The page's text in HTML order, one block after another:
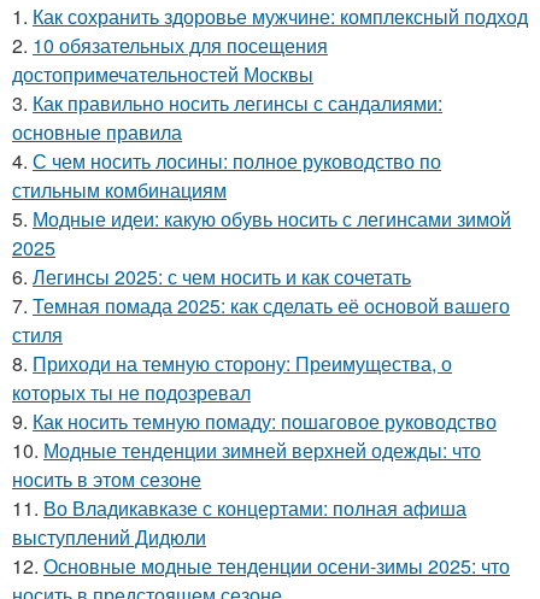
1. Как сохранить здоровье мужчине: комплексный подход
2. 10 обязательных для посещения
достопримечательностей Москвы
3. Как правильно носить легинсы с сандалиями:
основные правила
4. С чем носить лосины: полное руководство по
стильным комбинациям
5. Модные идеи: какую обувь носить с легинсами зимой
2025
6. Легинсы 2025: с чем носить и как сочетать
7. Темная помада 2025: как сделать её основой вашего
стиля
8. Приходи на темную сторону: Преимущества, о
которых ты не подозревал
9. Как носить темную помаду: пошаговое руководство
10. Модные тенденции зимней верхней одежды: что
носить в этом сезоне
11. Во Владикавказе с концертами: полная афиша
выступлений Дидюли
12. Основные модные тенденции осени-зимы 2025: что